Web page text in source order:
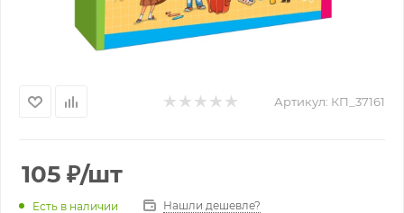
Артикул: КП_37161
105 ₽/шт
Есть в наличии Нашли дешевле?